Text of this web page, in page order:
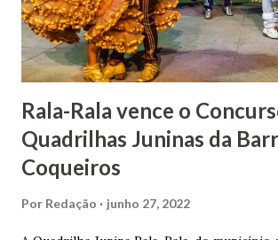
Senhor Bom Jesus dos Passos, que foi
doada ao vigário Pe. José Joaquim de
Matriz...
Rala-Rala vence o
Quadrilhas Juninas da
Coqueiros
Por Redação junho 27, 2022